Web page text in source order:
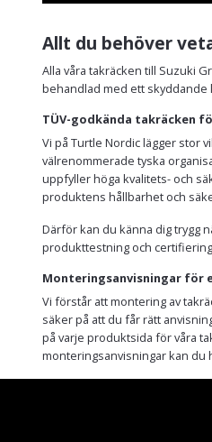
Allt du behöver
Alla våra takräcken till Suzuki
behandlad med ett skyddande
TÜV-godkända takräcken
Vi på Turtle Nordic lägger stor
välrenommerade tyska
uppfyller höga kvalitets- och
produktens hållbarhet och
Därför kan du känna dig trygg
produkttestning och
Monteringsanvisningar för
Vi förstår att montering av
säker på att du får rätt
på varje produktsida för våra
monteringsanvisningar kan du